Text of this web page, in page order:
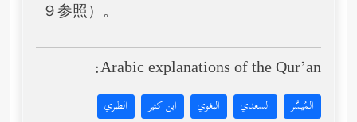
９参照）。
Arabic explanations of the Qur’an:
المُيسَّر السعدي البغوي ابن كثير الطبري